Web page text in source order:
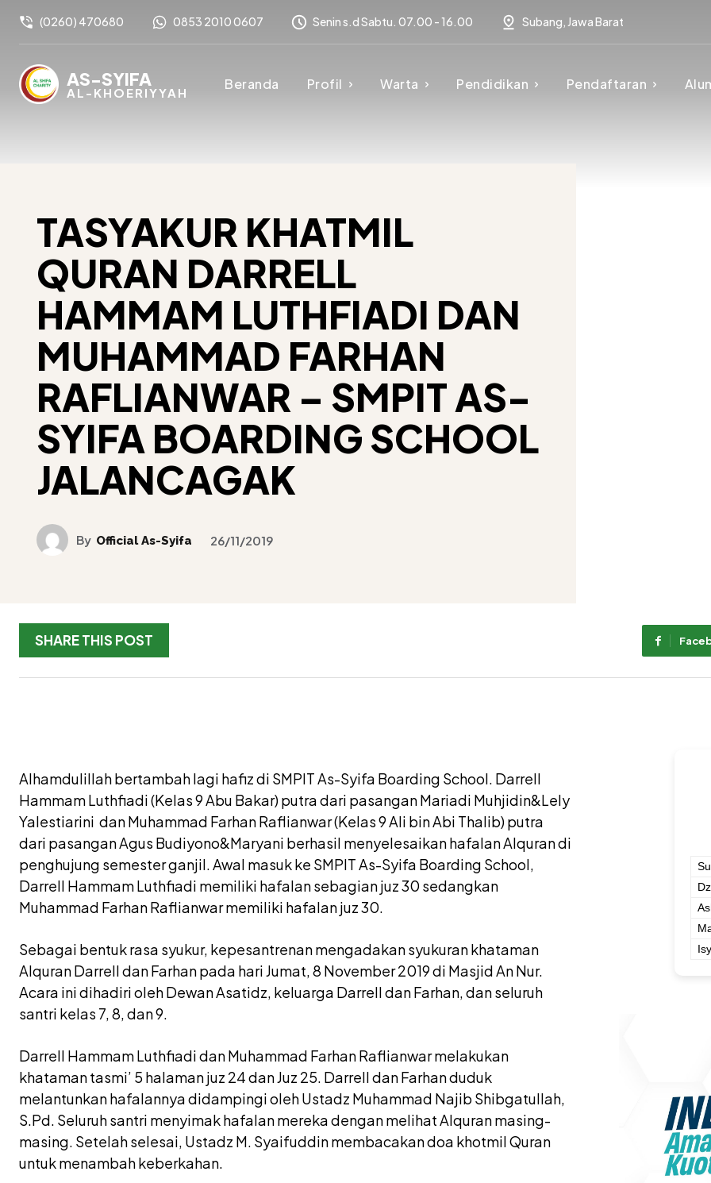
(0260) 470680 0853 2010 0607 Senin s.d Sabtu. 07.00 - 16.00 Subang, Jawa Barat
AS-SYIFA
AL-KHOERIYYAH Beranda Profil Warta Pendidikan Pendaftaran
TASYAKUR KHATMIL
QURAN DARRELL
HAMMAM LUTHFIADI DAN
MUHAMMAD FARHAN
RAFLIANWAR – SMPIT AS-
SYIFA BOARDING SCHOOL
JALANCAGAK
By Official As-Syifa 26/11/2019
SHARE THIS POST
Alhamdulillah bertambah lagi hafiz di SMPIT As-Syifa Boarding School. Darrell
Hammam Luthfiadi (Kelas 9 Abu Bakar) putra dari pasangan Mariadi Muhjidin&Lely
Yalestiarini dan Muhammad Farhan Raflianwar (Kelas 9 Ali bin Abi Thalib) putra
dari pasangan Agus Budiyono&Maryani berhasil menyelesaikan hafalan Alquran di
penghujung semester ganjil. Awal masuk ke SMPIT As-Syifa Boarding School,
Darrell Hammam Luthfiadi memiliki hafalan sebagian juz 30 sedangkan
Muhammad Farhan Raflianwar memiliki hafalan juz 30.
Sebagai bentuk rasa syukur, kepesantrenan mengadakan syukuran khataman
Alquran Darrell dan Farhan pada hari Jumat, 8 November 2019 di Masjid An Nur.
Acara ini dihadiri oleh Dewan Asatidz, keluarga Darrell dan Farhan, dan seluruh
santri kelas 7, 8, dan 9.
Darrell Hammam Luthfiadi dan Muhammad Farhan Raflianwar melakukan
khataman tasmi’ 5 halaman juz 24 dan Juz 25. Darrell dan Farhan duduk
melantunkan hafalannya didampingi oleh Ustadz Muhammad Najib Shibgatullah,
S.Pd. Seluruh santri menyimak hafalan mereka dengan melihat Alquran masing-
masing. Setelah selesai, Ustadz M. Syaifuddin membacakan doa khotmil Quran
untuk menambah keberkahan.